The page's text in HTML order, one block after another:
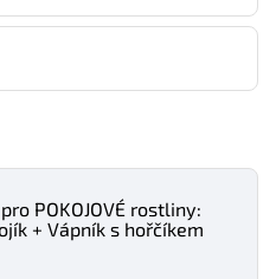
POKOJOVÉ rostliny:
+ Vápník s hořčíkem